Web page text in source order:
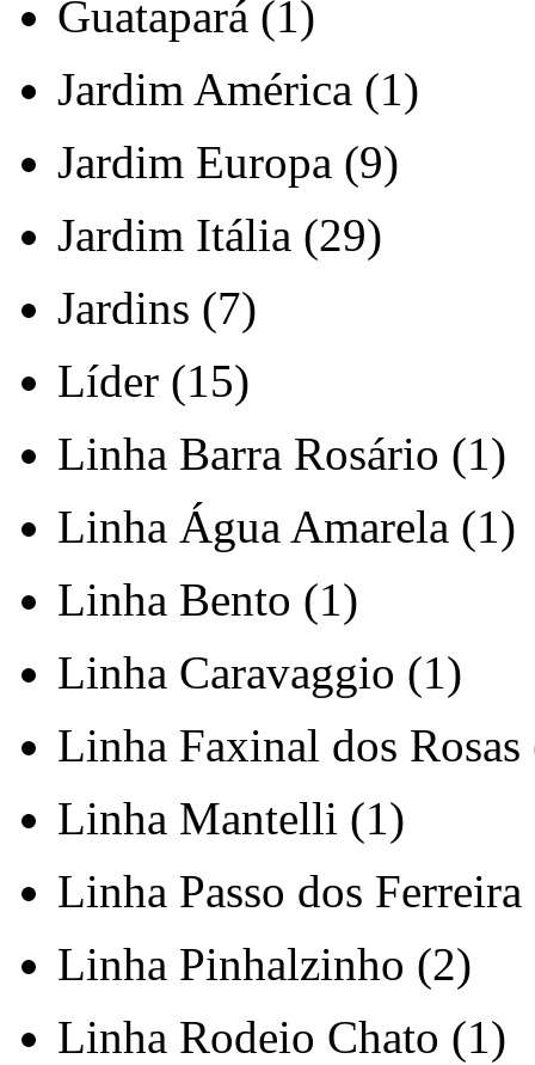
Guatapará (1)
Jardim América (1)
Jardim Europa (9)
Jardim Itália (29)
Jardins (7)
Líder (15)
Linha Barra Rosário (1)
Linha Água Amarela (1)
Linha Bento (1)
Linha Caravaggio (1)
Linha Faxinal dos Rosas
Linha Mantelli (1)
Linha Passo dos
Linha Pinhalzinho (2)
Linha Rodeio Chato (1)